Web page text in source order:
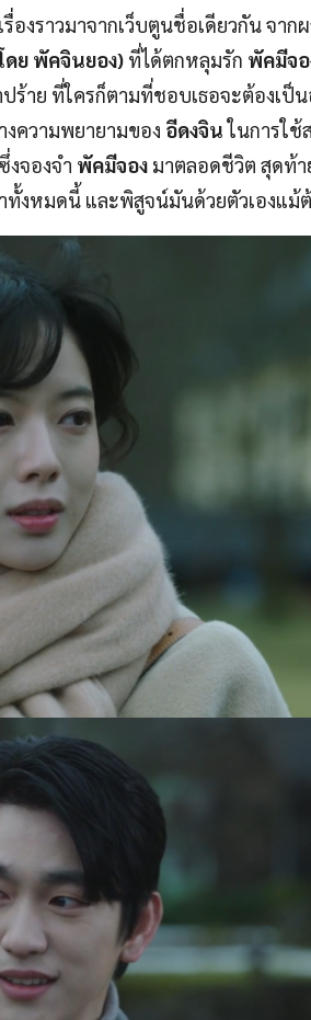
องราวมาจากเว็บตูนชื่อเดียวกัน จาก
ย พัคจินยอง) ที่ได้ตกหลุมรัก พัคมีจ
ร้าย ที่ใครก็ตามที่ชอบเธอจะต้องเป็
ความพยายามของ อีดงจินในการใ
ซึ่งจองจำ พัคมีจอง มาตลอดชีวิต สุดท้
งหมดนี้ และพิสูจน์มันด้วยตัวเองแม้ต้